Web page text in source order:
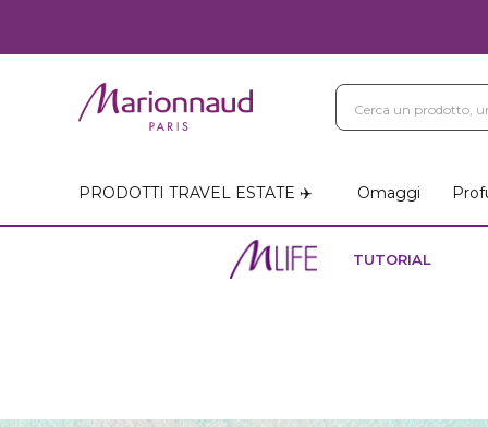
PRODOTTI TRAVEL ESTATE ✈️ Omaggi
TUTORIAL